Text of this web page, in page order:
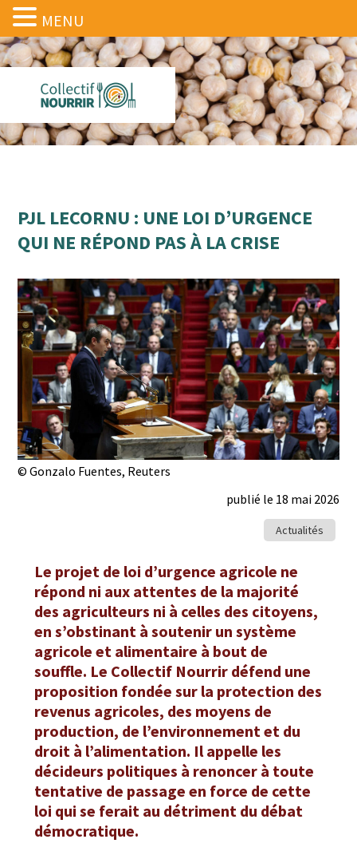
PJL LECORNU : UNE LOI D’URGENCE
QUI NE RÉPOND PAS À LA CRISE
© Gonzalo Fuentes, Reuters
publié le 18 mai 2026
Actualités
Le projet de loi d’urgence agricole ne
répond ni aux attentes de la majorité
des agriculteurs ni à celles des citoyens,
en s’obstinant à soutenir un système
agricole et alimentaire à bout de
souffle. Le Collectif Nourrir défend une
proposition fondée sur la protection des
revenus agricoles, des moyens de
production, de l’environnement et du
droit à l’alimentation. Il appelle les
décideurs politiques à renoncer à toute
tentative de passage en force de cette
loi qui se ferait au détriment du débat
démocratique.
MENU